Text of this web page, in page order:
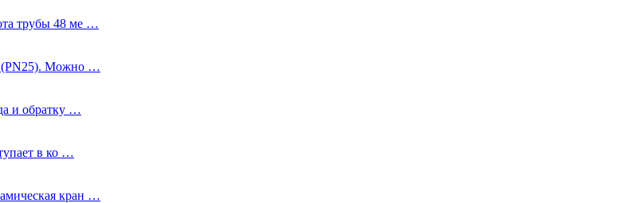
трубы 48 ме …
(PN25). Можно …
и обратку …
в ко …
кран …